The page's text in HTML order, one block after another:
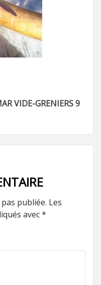
VIDE-GRENIERS 9
publiée. Les
avec*